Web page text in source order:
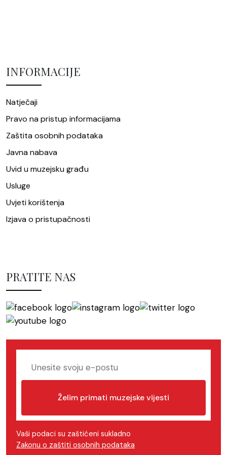
INFORMACIJE
Natječaji
Pravo na pristup informacijama
Zaštita osobnih podataka
Javna nabava
Uvid u muzejsku građu
Usluge
Uvjeti korištenja
Izjava o pristupačnosti
PRATITE NAS
Želim primati muzejske vijesti
Vaši podaci su zaštićeni sukladno
Zakonu o zaštiti osobnih podataka